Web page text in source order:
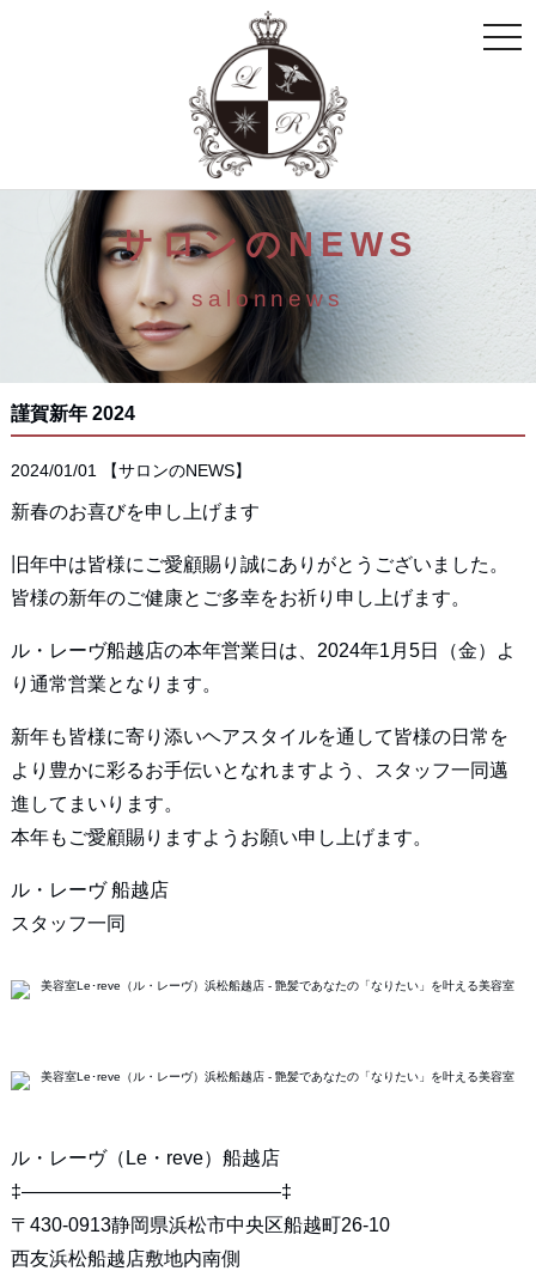
toggle
サロンのNEWS
salonnews
謹賀新年 2024
2024/01/01 【サロンのNEWS】
新春のお喜びを申し上げます
旧年中は皆様にご愛顧賜り誠にありがとうございました。
皆様の新年のご健康とご多幸をお祈り申し上げます。
ル・レーヴ船越店の本年営業日は、2024年1月5日（金）よ
り通常営業となります。
新年も皆様に寄り添いヘアスタイルを通して皆様の日常を
より豊かに彩るお手伝いとなれますよう、スタッフ一同邁
進してまいります。
本年もご愛顧賜りますようお願い申し上げます。
ル・レーヴ 船越店
スタッフ一同
ル・レーヴ（Le・reve）船越店
‡—————————————–‡
〒430-0913静岡県浜松市中央区船越町26-10
西友浜松船越店敷地内南側